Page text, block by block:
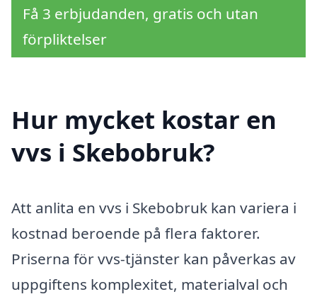
Få 3 erbjudanden, gratis och utan
förpliktelser
Hur mycket kostar en
vvs i Skebobruk?
Att anlita en vvs i Skebobruk kan variera i
kostnad beroende på flera faktorer.
Priserna för vvs-tjänster kan påverkas av
uppgiftens komplexitet, materialval och